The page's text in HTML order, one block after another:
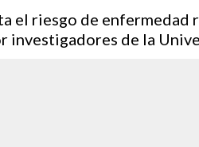
el riesgo de enfermedad
investigadores de la